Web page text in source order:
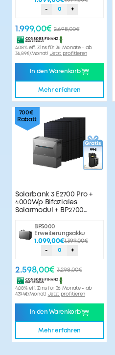
-
0 +
1.999,00€ 2.698,00€
4.08% eff. Zins für 36 Monate - ab
36,89€/Monat! Jetzt profitieren
In den Warenkorb
Mehr erfahren
700€
Rabatt
Solarbank 3 E2700 Pro +
4000Wp Bifaziales
Solarmodul + BP2700
BP5000
Erweiterungsakku
1.099,00€1.399,00€
-
0 +
2.598,00€ 3.298,00€
4.08% eff. Zins für 36 Monate - ab
47,94€/Monat! Jetzt profitieren
In den Warenkorb
Mehr erfahren